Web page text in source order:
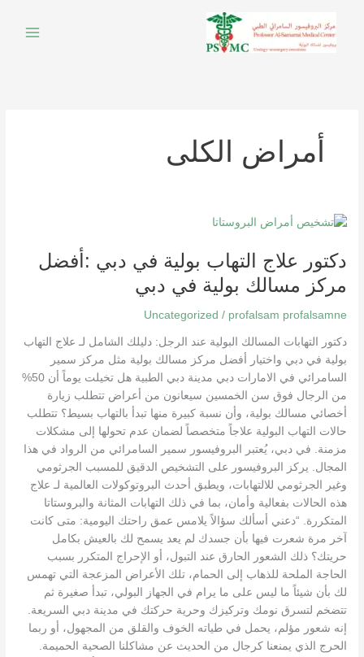
المحتوى
أمراض الكلى
دكتور علاج التهاب بولية في دبي :أفضل
مركز مسالك بولية في دبي
Uncategorized / profalsam profalsamne
دكتور التهابات المسالك البولية عند الرجل: دليلك الشامل لـ علاج التهاب
بولية في دبي واختيار أفضل مركز مسالك بولية مثل مركز سمير
السامرائي في الامارات دبي مدينة دبي الطبية هل تخيلت يوماً أن 50%
من الرجال فوق سن الخمسين سيعانون من أعراض تتطلب زيارة
أخصائي مسالك بولية، وأن نسبة كبيرة منها تبدأ بالتهاب بسيط؟ تتطلب
حالات التهاب البولية علاجاً متخصصاً لضمان عدم تحولها إلى مشكلات
مزمنة. في دبي، يُعتبر البروفيسور سمير السامرائي من الرواد في هذا
المجال. يركز البروفيسور على التشخيص الدقيق للمسبب الجرثومي
وغير الجرثومي للالتهابات، ويطبق أحدث البروتوكولات العالمية لـ علاج
هذه الحالات بفعالية وأمان، بما في ذلك التهابات المثانة والبروستاتا
المتكررة. “دعني أسألك سؤالاً يلامس عمق راحتك اليومية: متى كانت
آخر مرة شعرت فيها بأن جسدك لم يعد يسمح لك بالعيش بكامل
حريتك؟ ذلك الشعور الحارق عند التبول، أو الإحراج المتكرر بسبب
الحاجة الملحة للذهاب إلى الحمام، تلك الأعراض المزعجة التي تهمس
لك بأن شيئاً ما ليس على ما يرام في الجهاز البولي، تبدأ صغيرة ثم
تتضخم لتسرق نومك وتركيزك وحرية حركتك في مدينة دبي السريعة.
إنه شعور مؤلم، يحمل في طياته الخوف والقلق من المجهول، أو ربما
الحرج الذي يمنعنا كرجال من الحديث عن مشاكلنا الصحية الحميمة.
دكتور
التهاب
بولية
في
دبي
مركز
مسالك
بولية
في
دبي